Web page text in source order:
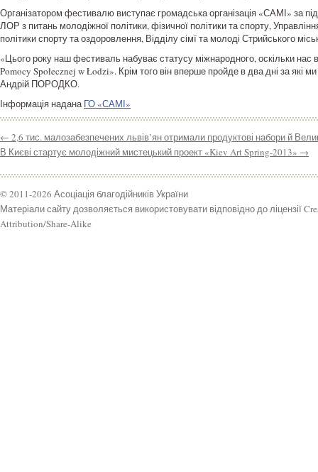
Організатором фестивалю виступає громадська організація «САМІ» за
ЛОР з питань молодіжної політики, фізичної політики та спорту,
політики спорту та оздоровлення, Відділу сімї та молоді Стрийського
«Цього року наш фестиваль набуває статусу міжнародного, оскільки нас
Pomocy Społecznej w Łodzi». Крім того він вперше пройде в два дні за які
Андрій ПОРОДКО.
Інформація наданаГО «САМІ»
← 2,6 тис. малозабезпечених львів’ян отримали продуктові набори й
В Києві стартує молодіжний мистецький проект «Kiev Art Spring-2013» →
© 2011-2026 Асоціація благодійників України
Матеріали сайту дозволяється використовувати відповідно до ліцензії
Attribution/Share-Alike